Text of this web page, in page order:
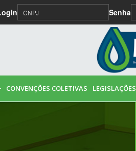
Senha
CONVENÇÕES COLETIVAS LEGISLAÇÕES